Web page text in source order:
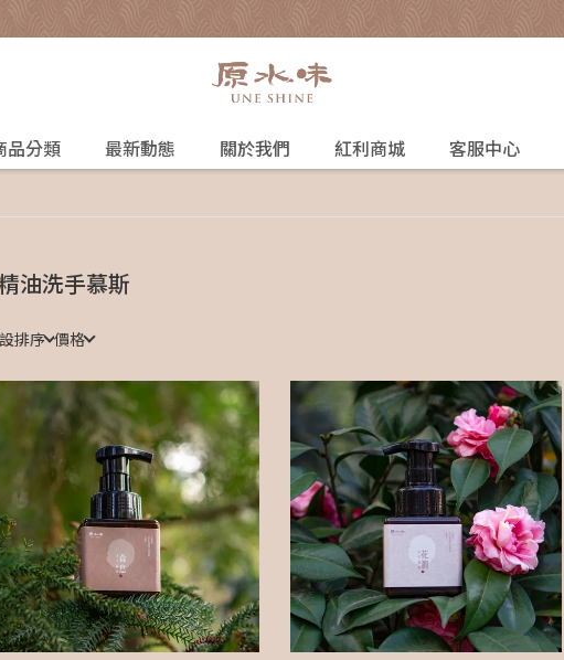
品分類 最新動態 關於我們 紅利商城 客服中心
油洗手慕斯
排序 價格